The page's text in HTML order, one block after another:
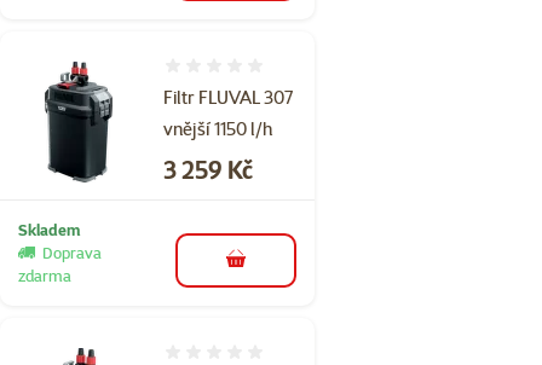
Filtr FLUVAL 307
vnější 1150 l/h
Cena
3 259 Kč
Skladem
Doprava
zdarma
do košíku